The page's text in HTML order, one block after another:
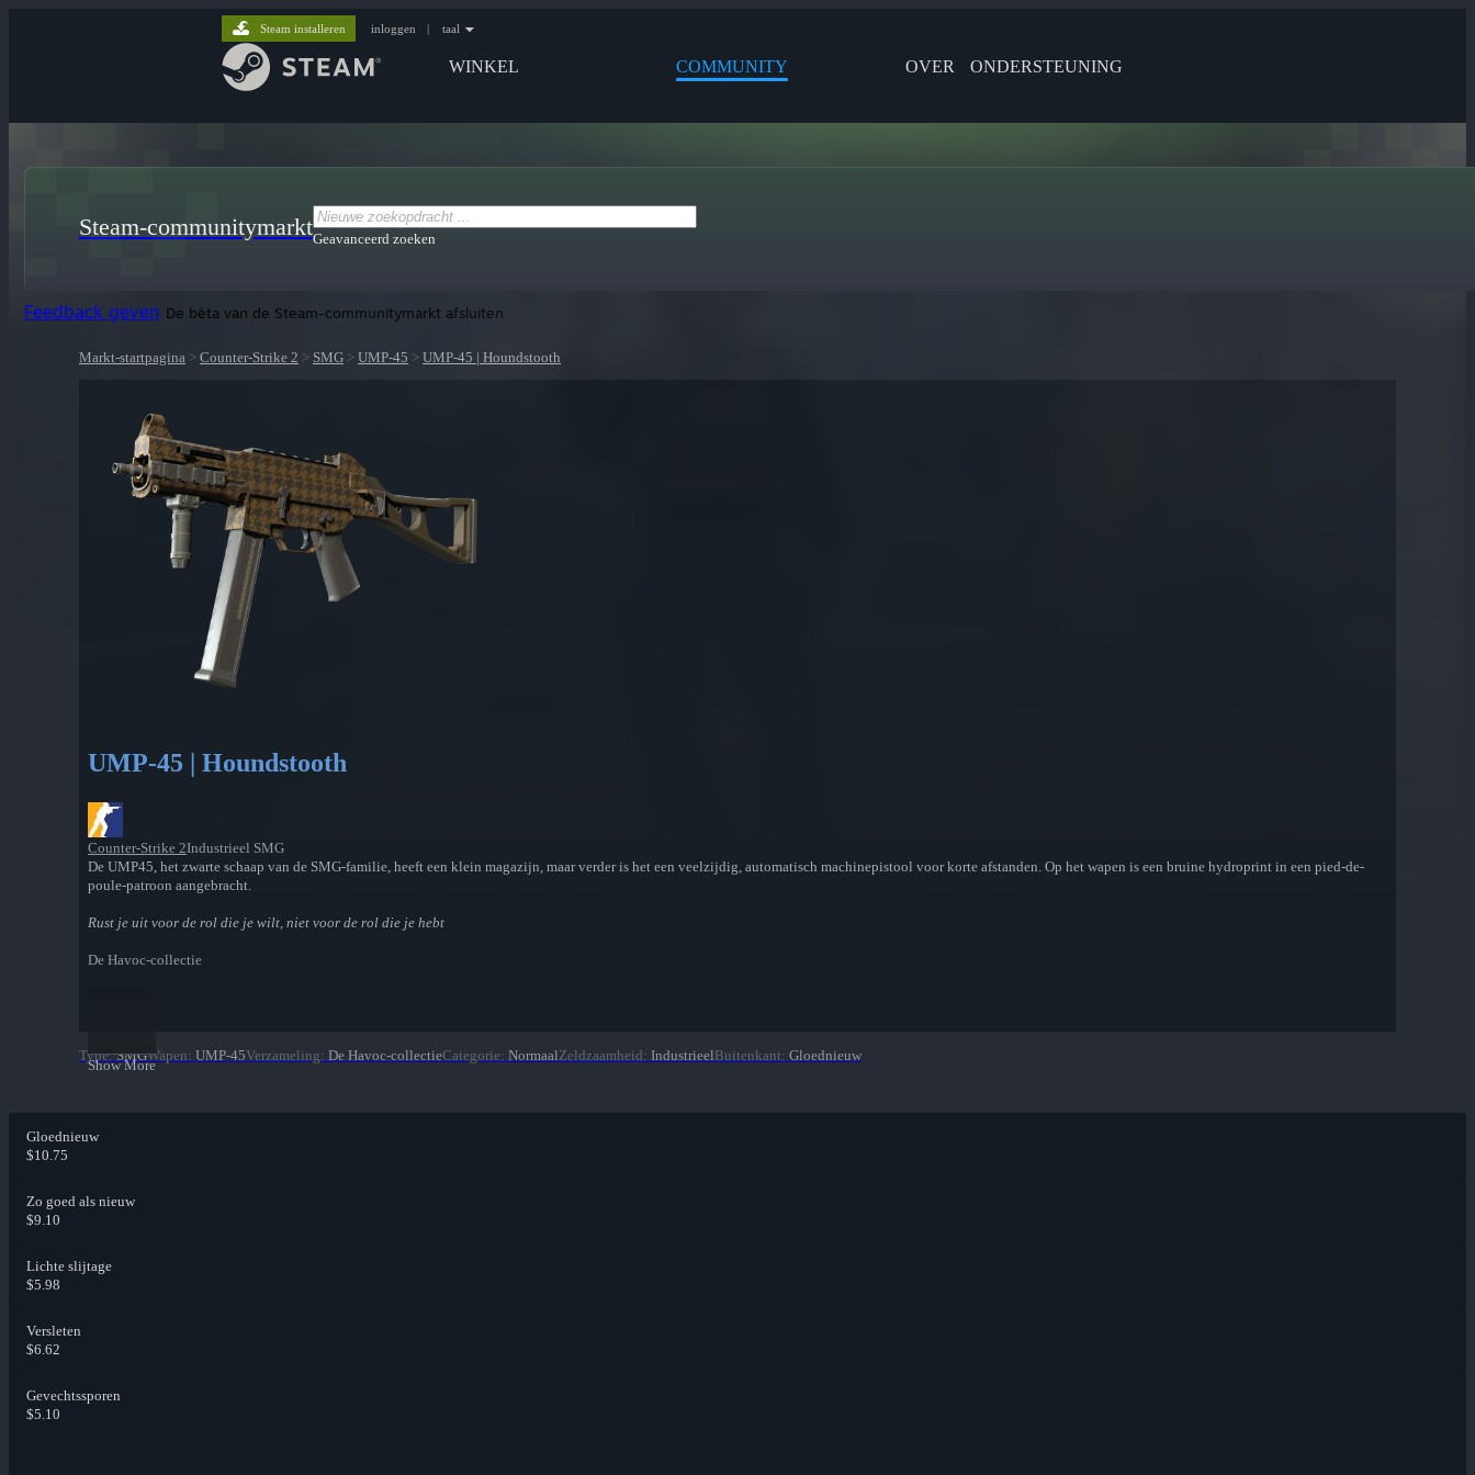
WINKEL COMMUNITY OVER ONDERSTEUNING
Steam installeren inloggen | taal
Steam-communitymarktGeavanceerd zoeken
Feedback geven De bèta van de Steam-communitymarkt afsluiten
Markt-startpagina > Counter-Strike 2 > SMG > UMP-45 > UMP-45 | Houndstooth
UMP-45 | Houndstooth
Counter-Strike 2Industrieel SMG
De UMP45, het zwarte schaap van de SMG-familie, heeft een klein magazijn, maar verder is het een veelzijdig, automatisch machinepistool voor korte afstanden. Op het wapen is een bruine hydroprint in een pied-de-
poule-patroon aangebracht.
Rust je uit voor de rol die je wilt, niet voor de rol die je hebt
De Havoc-collectie
Show More
Type: SMGWapen: UMP-45Verzameling: De Havoc-collectieCategorie: NormaalZeldzaamheid: IndustrieelBuitenkant: Gloednieuw
Gloednieuw
$10.75
Zo goed als nieuw
$9.10
Lichte slijtage
$5.98
Versleten
$6.62
Gevechtssporen
$5.10